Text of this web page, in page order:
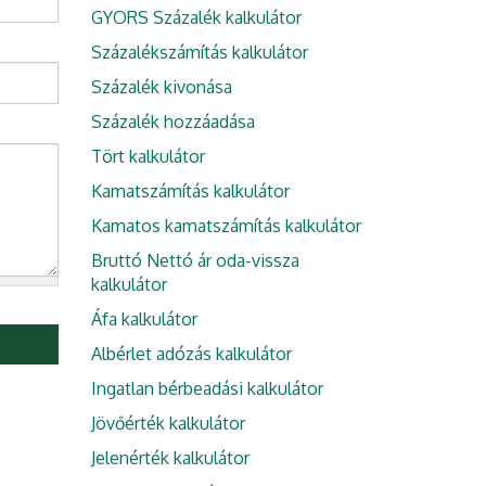
GYORS Százalék kalkulátor
Százalékszámítás kalkulátor
Százalék kivonása
Százalék hozzáadása
Tört kalkulátor
Kamatszámítás kalkulátor
Kamatos kamatszámítás kalkulátor
Bruttó Nettó ár oda-vissza
kalkulátor
Áfa kalkulátor
Albérlet adózás kalkulátor
Ingatlan bérbeadási kalkulátor
Jövőérték kalkulátor
Jelenérték kalkulátor